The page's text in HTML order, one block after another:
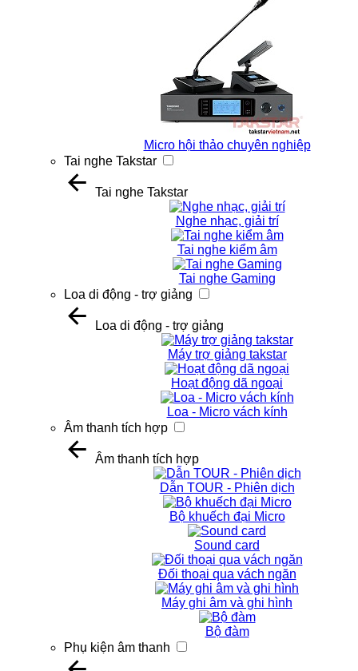
Micro hội thảo chuyên nghiệp
Tai nghe Takstar
Tai nghe Takstar
Nghe nhạc, giải trí
Tai nghe kiểm âm
Tai nghe Gaming
Loa di động - trợ giảng
Loa di động - trợ giảng
Máy trợ giảng takstar
Hoạt động dã ngoại
Loa - Micro vách kính
Âm thanh tích hợp
Âm thanh tích hợp
Dẫn TOUR - Phiên dịch
Bộ khuếch đại Micro
Sound card
Đối thoại qua vách ngăn
Máy ghi âm và ghi hình
Bộ đàm
Phụ kiện âm thanh